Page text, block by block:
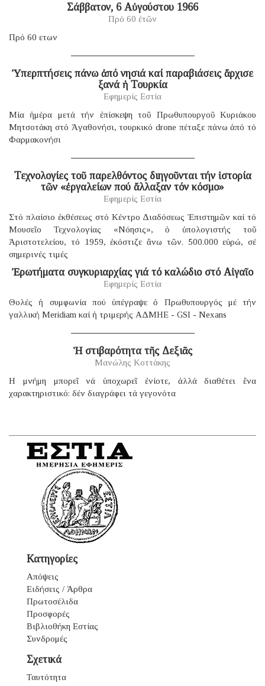
Σάββατον, 6 Αὐγούστου 1966
Πρό 60 ἐτῶν
Πρό 60 ετων
Ὑπερπτήσεις πάνω ἀπό νησιά καί παραβιάσεις ἄρχισε
ξανά ἡ Τουρκία
Εφημερίς Εστία
Μία ἡμέρα μετά τήν ἐπίσκεψη τοῦ Πρωθυπουργοῦ Κυριάκου
Μητσοτάκη στό Ἀγαθονήσι, τουρκικό drone πέταξε πάνω ἀπό τό
Φαρμακονήσι
Τεχνολογίες τοῦ παρελθόντος διηγοῦνται τήν ἱστορία
τῶν «ἐργαλείων πού ἄλλαξαν τόν κόσμο»
Εφημερίς Εστία
Στό πλαίσιο ἐκθέσεως στό Κέντρο Διαδόσεως Ἐπιστημῶν καί τό
Μουσεῖο Τεχνολογίας «Νόησις», ὁ ὑπολογιστής τοῦ
Ἀριστοτελείου, τό 1959, ἐκόστιζε ἄνω τῶν. 500.000 εὐρώ, σέ
σημερινές τιμές
Ἐρωτήματα συγκυριαρχίας γιά τό καλώδιο στό Αἰγαῖο
Εφημερίς Εστία
Θολές ἡ συμφωνία πού ὑπέγραψε ὁ Πρωθυπουργός μέ τήν
γαλλική Μeridiam καί ἡ τριμερής ΑΔΜΗΕ - GSI - Nexans
Ἡ στιβαρότητα τῆς Δεξιᾶς
Μανώλης Κοττάκης
H μνήμη μπορεῖ νά ὑποχωρεῖ ἐνίοτε, ἀλλά διαθέτει ἕνα
χαρακτηριστικό: δέν διαγράφει τά γεγονότα
Κατηγορίες
Απόψεις
Ειδήσεις / Άρθρα
Πρωτοσέλιδα
Προσφορές
Βιβλιοθήκη Εστίας
Συνδρομές
Σχετικά
Ταυτότητα